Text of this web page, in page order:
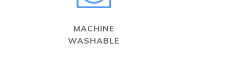
MACHINE
WASHABLE